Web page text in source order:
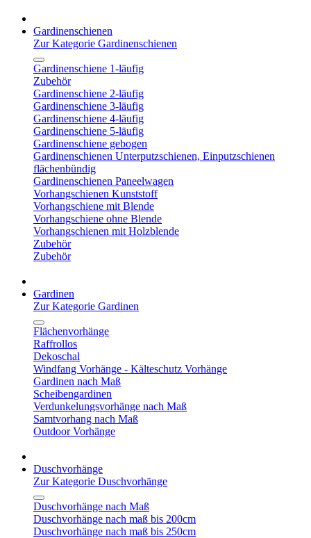
Gardinenschienen
Zur Kategorie Gardinenschienen
Gardinenschiene 1-läufig
Zubehör
Gardinenschiene 2-läufig
Gardinenschiene 3-läufig
Gardinenschiene 4-läufig
Gardinenschiene 5-läufig
Gardinenschiene gebogen
Gardinenschienen Unterputzschienen, Einputzschienen
flächenbündig
Gardinenschienen Paneelwagen
Vorhangschienen Kunststoff
Vorhangschiene mit Blende
Vorhangschiene ohne Blende
Vorhangschienen mit Holzblende
Zubehör
Zubehör
Gardinen
Zur Kategorie Gardinen
Flächenvorhänge
Raffrollos
Dekoschal
Windfang Vorhänge - Kälteschutz Vorhänge
Gardinen nach Maß
Scheibengardinen
Verdunkelungsvorhänge nach Maß
Samtvorhang nach Maß
Outdoor Vorhänge
Duschvorhänge
Zur Kategorie Duschvorhänge
Duschvorhänge nach Maß
Duschvorhänge nach maß bis 200cm
Duschvorhänge nach maß bis 250cm